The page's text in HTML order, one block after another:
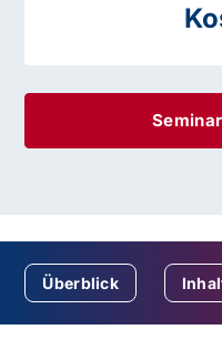
Überblick